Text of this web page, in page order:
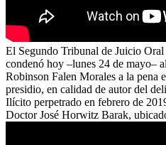
El Segundo Tribunal de Juicio
condenó hoy –lunes 24 de mayo–
Robinson Falen Morales a la pena
presidio, en calidad de autor del
Ilícito perpetrado en febrero de
Doctor José Horwitz Barak,